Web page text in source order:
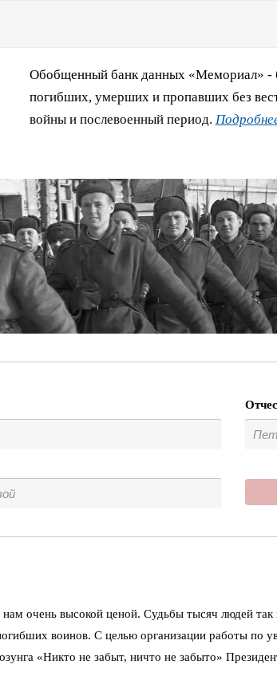
Обобщенный банк данных «Мемориал» -
погибших, умерших и пропавших без
войны и послевоенный период.
очень высокой ценой. Судьбы тысяч людей
воинов. С целью организации работы по
«Никто не забыт, ничто не забыто»